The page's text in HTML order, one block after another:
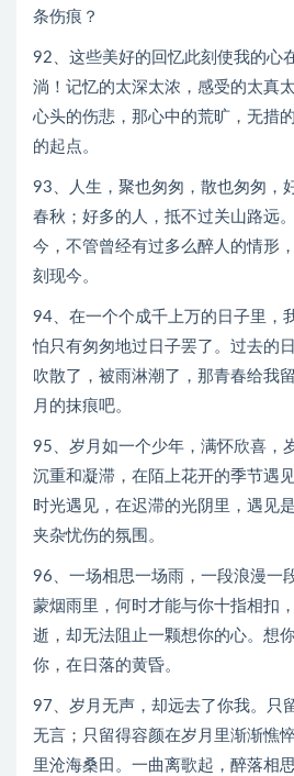
条伤痕？
92、这些美好的回忆此刻使我的心
淌！记忆的太深太浓，感受的太真
心头的伤悲，那心中的荒旷，无措
的起点。
93、人生，聚也匆匆，散也匆匆，
春秋；好多的人，抵不过关山路远
今，不管曾经有过多么醉人的情形
刻现今。
94、在一个个成千上万的日子里，
怕只有匆匆地过日子罢了。过去的
吹散了，被雨淋潮了，那青春给我
月的抹痕吧。
95、岁月如一个少年，满怀欣喜，
沉重和凝滞，在陌上花开的季节遇
时光遇见，在迟滞的光阴里，遇见
夹杂忧伤的氛围。
96、一场相思一场雨，一段浪漫一
蒙烟雨里，何时才能与你十指相扣
逝，却无法阻止一颗想你的心。想
你，在日落的黄昏。
97、岁月无声，却远去了你我。只
无言；只留得容颜在岁月里渐渐憔
里沧海桑田。一曲离歌起，醉落相